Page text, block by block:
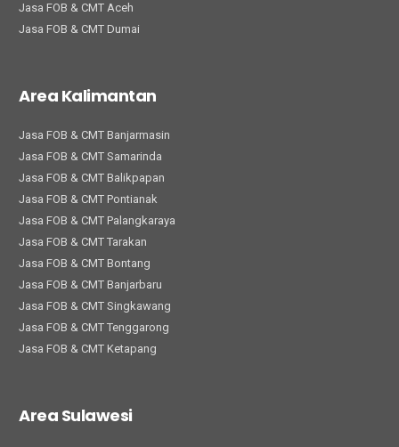
Jasa FOB & CMT Aceh
Jasa FOB & CMT Dumai
Area Kalimantan
Jasa FOB & CMT Banjarmasin
Jasa FOB & CMT Samarinda
Jasa FOB & CMT Balikpapan
Jasa FOB & CMT Pontianak
Jasa FOB & CMT Palangkaraya
Jasa FOB & CMT Tarakan
Jasa FOB & CMT Bontang
Jasa FOB & CMT Banjarbaru
Jasa FOB & CMT Singkawang
Jasa FOB & CMT Tenggarong
Jasa FOB & CMT Ketapang
Area Sulawesi